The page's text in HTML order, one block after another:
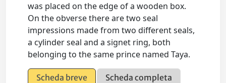
was placed on the edge of a wooden box.
On the obverse there are two seal
impressions made from two different seals,
a cylinder seal and a signet ring, both
belonging to the same prince named Taya.
Scheda breve
Scheda completa